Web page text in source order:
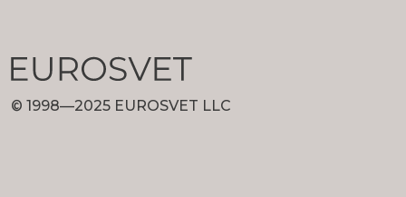
© 1998—2025 EUROSVET LLC